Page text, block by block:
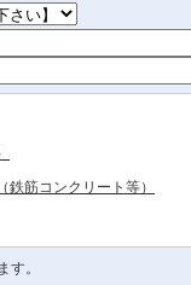
鉄筋コンクリート等）
す。